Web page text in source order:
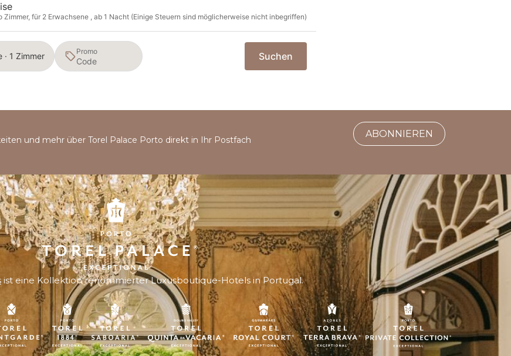
Zimmer, für 2 Erwachsene , ab 1 Nacht (Einige Steuern sind möglicherweise nicht inbegriffen)
· 1 Zimmer Promo Suchen
und mehr über Torel Palace Porto direkt in Ihr Postfach
ABONNIEREN
ist eine Kollektion renommierter Luxusboutique-Hotels in Portugal.